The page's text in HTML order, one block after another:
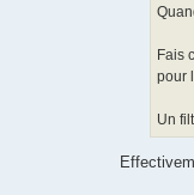
Fais
pour
Un